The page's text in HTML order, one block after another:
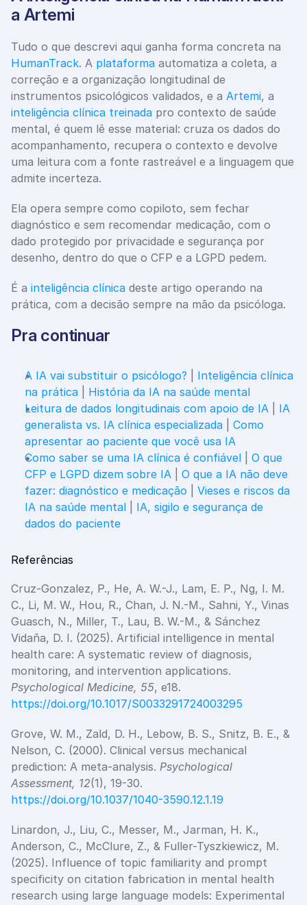
a Artemi
HumanTrack. A plataforma automatiza a coleta, a
correção e a organização longitudinal de
instrumentos psicológicos validados, e a Artemi
inteligência clínica treinada pro contexto de saúde
mental, é quem lê esse material: cruza os dados do
acompanhamento, recupera o contexto e devolve
uma leitura com a fonte rastreável e a linguagem que
admite incerteza.
Ela opera sempre como copiloto, sem fechar
diagnóstico e sem recomendar medicação, com o
dado protegido por privacidade e segurança por
desenho, dentro do que o CFP e a LGPD pedem.
É a inteligência clínica deste artigo operando na
prática, com a decisão sempre na mão da psicóloga.
Pra continuar
A IA vai substituir o psicólogo?
Inteligência clínica
na prática
História da IA na saúde mental
Leitura de dados longitudinais com apoio de IA
IA
generalista vs. IA clínica especializada
Como
apresentar ao paciente que você usa IA
Como saber se uma IA clínica é confiável
O que
CFP e LGPD dizem sobre IA
O que a IA não deve
fazer: diagnóstico e medicação
Vieses e riscos da
IA na saúde mental
IA, sigilo e segurança de
dados do paciente
Referências
Cruz-Gonzalez, P., He, A. W.-J., Lam, E. P., Ng, I. M.
C., Li, M. W., Hou, R., Chan, J. N.-M., Sahni, Y., Vinas
Guasch, N., Miller, T., Lau, B. W.-M., & Sánchez
Vidaña, D. I. (2025). Artificial intelligence in mental
health care: A systematic review of diagnosis,
Psychological Medicine, 55
https://doi.org/10.1017/S0033291724003295
Grove, W. M., Zald, D. H., Lebow, B. S., Snitz, B. E., &
Nelson, C. (2000). Clinical versus mechanical
prediction: A meta-analysis. Psychological
Assessment, 12
https://doi.org/10.1037/1040-3590.12.1.19
Linardon, J., Liu, C., Messer, M., Jarman, H. K.,
Anderson, C., McClure, Z., & Fuller-Tyszkiewicz, M.
(2025). Influence of topic familiarity and prompt
specificity on citation fabrication in mental health
research using large language models: Experimental